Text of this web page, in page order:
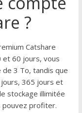
?
Catshare
et 60 jours, vous
de 3 To, tandis que
365 jours et
stockage illimitée
pouvez profiter.